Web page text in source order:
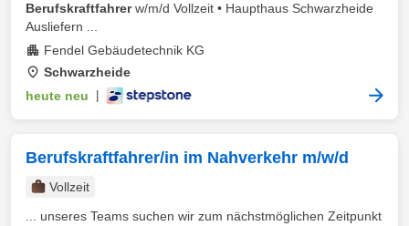
Berufskraftfahrerw/m/d Vollzeit • Haupthaus Schwarzheide
Ausliefern ...
Fendel Gebäudetechnik KG
Schwarzheide
heute neu
Berufskraftfahrer/in im Nahverkehr m/w/d
Vollzeit
... unseres Teams suchen wir zum nächstmöglichen Zeitpunkt